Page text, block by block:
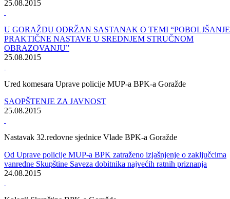
Presijecanjem vrpce danas su zvanično otvorene 14. i 15. etaža
centra Sarajevo (UKCS)
31.08.2015